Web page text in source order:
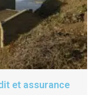
et assurance